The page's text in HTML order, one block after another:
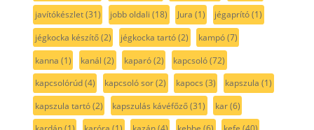
javítókészlet(31) jobb oldali (18) Jura (1) jégaprító(1)
jégkocka készítő(2) jégkocka tartó(2) kampó(7)
kanna (1) kanál (2) kaparó(2) kapcsoló(72)
kapcsolórúd(4) kapcsoló sor(2) kapocs (3) kapszula (1)
kapszula tartó(2) kapszulás kávéfőző(31) kar(6)